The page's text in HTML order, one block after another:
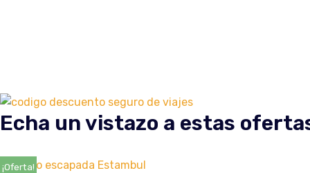
Echa un vistazo a estas
¡Oferta!